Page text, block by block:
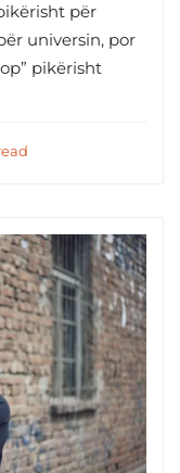
për
universin, por
pikërisht